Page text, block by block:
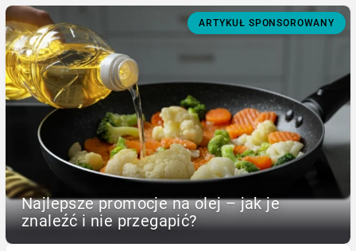
ARTYKUŁ SPONSOROWANY
Najlepsze promocje na olej – jak je
znaleźć i nie przegapić?